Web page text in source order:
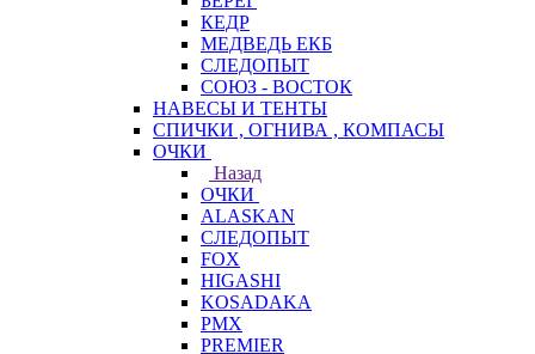
КЕДР
МЕДВЕДЬ ЕКБ
СЛЕДОПЫТ
СОЮЗ - ВОСТОК
НАВЕСЫ И ТЕНТЫ
СПИЧКИ , ОГНИВА , КОМПАСЫ
ОЧКИ
Назад
ОЧКИ
ALASKAN
СЛЕДОПЫТ
FOX
HIGASHI
KOSADAKA
PMX
PREMIER